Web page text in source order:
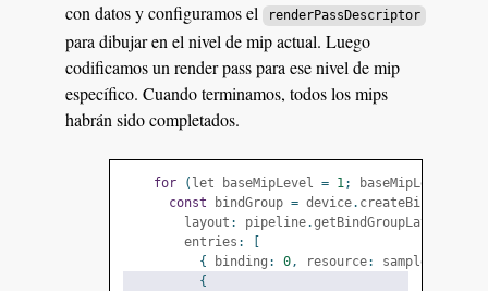
con datos y configuramos el
renderPassDescriptor
para dibujar en el nivel de mip actual. Luego
codificamos un render pass para ese nivel de mip
específico. Cuando terminamos, todos los mips
habrán sido completados.
for ( let baseMipLevel = 1; baseMipLevel
const bindGroup = device. createBindGroup
        layout
: pipeline.getBindGroupLayout
        entries
:
{
binding : 0, resource: sampler
{